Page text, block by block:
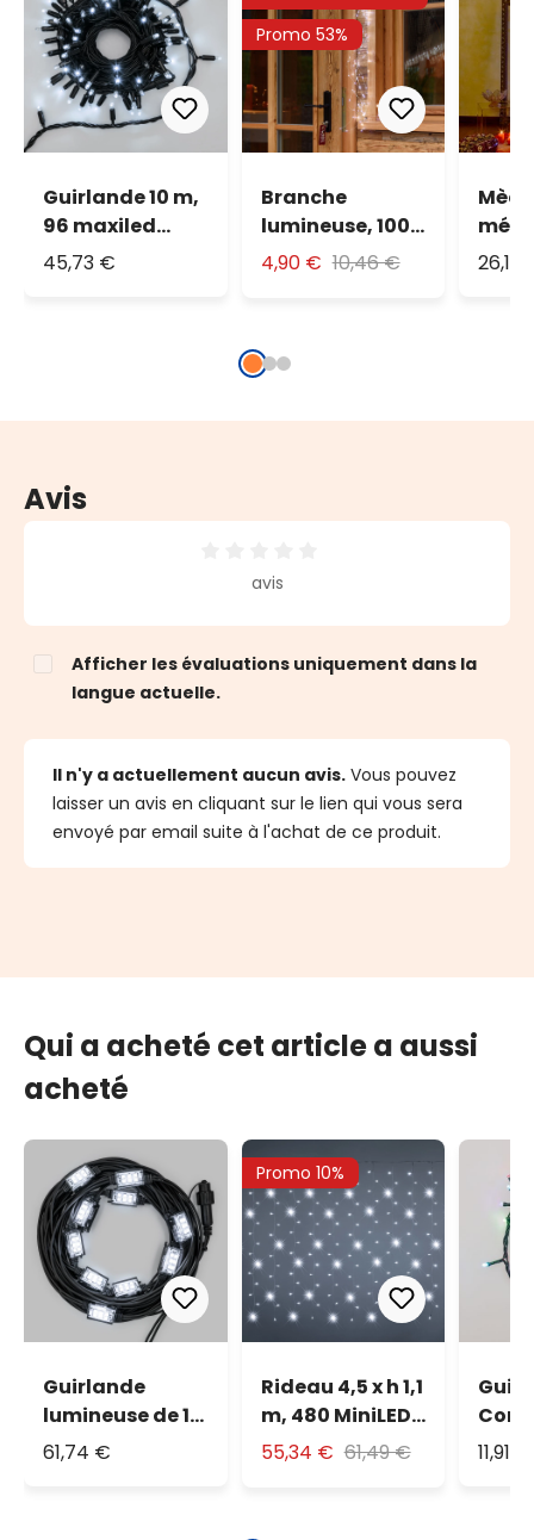
Guirlande 10 m,
96 maxiled
blanc froid,
45,73 €
Promo 53%
Branche
lumineuse, 100
microled blanc
4,90 € 10,46 €
900
26,14
Avis
Note moyenne de 0 sur 5 étoiles
avis
Afficher les évaluations uniquement dans la
langue actuelle.
Il n'y a actuellement aucun avis. Vous pouvez
laisser un avis en cliquant sur le lien qui vous sera
envoyé par email suite à l'achat de ce produit.
Qui a acheté cet article a aussi
acheté
Guirlande
lumineuse de 10
mètres, 10
61,74 €
Promo 10%
Rideau 4,5 x h 1,1
m, 480 MiniLED
blanc froid,
55,34 € 61,49 €
80
11,91 €